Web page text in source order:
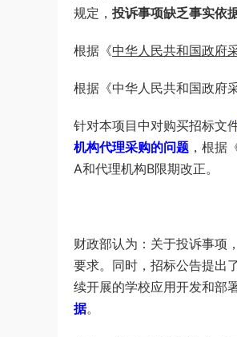
规定， 投诉事项缺乏事实依
根据《中华人民共和国政府
根据《中华人民共和国政府
针对本项目中对购买招标文
机构代理采购的问题 ，根据
A和代理机构B限期改正。
财政部认为：关于投诉事项
要求。同时，招标公告提出
续开展的学校应用开发和部
据。